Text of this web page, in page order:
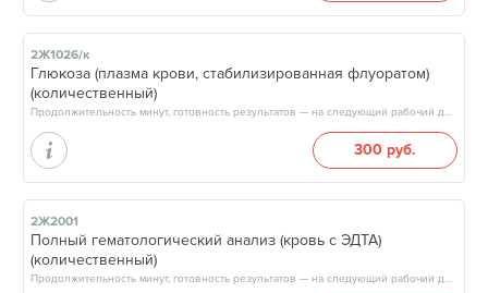
2Ж1026/к
Глюкоза (плазма крови, стабилизированная флуоратом)
(количественный)
Продолжительность минут, готовность результатов — на следующий рабочий день, после 15:00
300 руб.
2Ж2001
Полный гематологический анализ (кровь с ЭДТА)
(количественный)
Продолжительность минут, готовность результатов — на следующий рабочий день, после 17:00